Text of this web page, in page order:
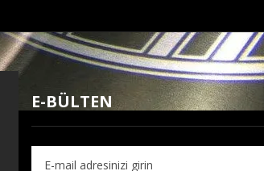
tarafımıza iletebilirsiniz.
E-BÜLTEN